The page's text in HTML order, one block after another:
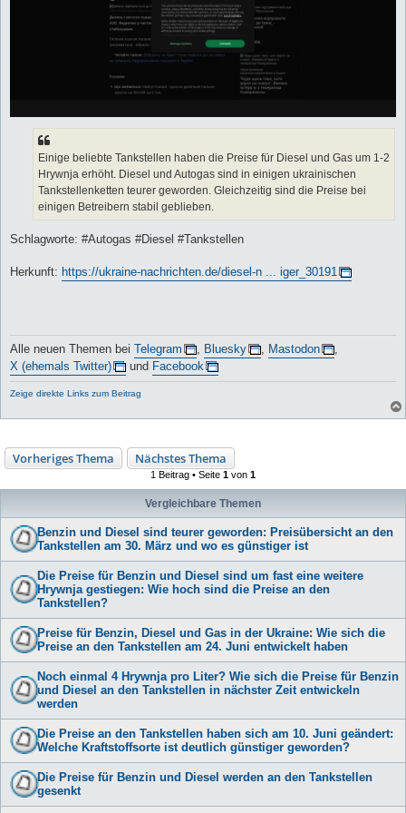
Einige beliebte Tankstellen haben die Preise für Diesel und Gas um 1-2
Hrywnja erhöht. Diesel und Autogas sind in einigen ukrainischen
Tankstellenketten teurer geworden. Gleichzeitig sind die Preise bei
einigen Betreibern stabil geblieben.
Schlagworte: #Autogas #Diesel #Tankstellen
Herkunft: https://ukraine-nachrichten.de/diesel-n ... iger_30191
Alle neuen Themen bei Telegram , Bluesky , Mastodon
,
X (ehemals Twitter)
und Facebook
Zeige direkte Links zum Beitrag
Vorheriges Thema Nächstes Thema
1 Beitrag • Seite 1 von 1
Vergleichbare Themen
Benzin und Diesel sind teurer geworden: Preisübersicht an den
Tankstellen am 30. März und wo es günstiger ist
Die Preise für Benzin und Diesel sind um fast eine weitere
Hrywnja gestiegen: Wie hoch sind die Preise an den
Tankstellen?
Preise für Benzin, Diesel und Gas in der Ukraine: Wie sich die
Preise an den Tankstellen am 24. Juni entwickelt haben
Noch einmal 4 Hrywnja pro Liter? Wie sich die Preise für Benzin
und Diesel an den Tankstellen in nächster Zeit entwickeln
werden
Die Preise an den Tankstellen haben sich am 10. Juni geändert:
Welche Kraftstoffsorte ist deutlich günstiger geworden?
Die Preise für Benzin und Diesel werden an den Tankstellen
gesenkt